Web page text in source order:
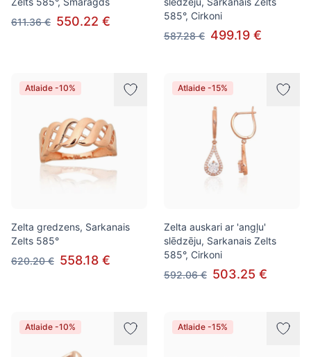
611.36 € 550.22 €
585°, Cirkoni
587.28 € 499.19 €
Atlaide -10%
Zelta gredzens, Sarkanais
Zelts 585°
620.20 € 558.18 €
Atlaide -15%
Zelta auskari ar 'angļu'
slēdzēju, Sarkanais Zelts
585°, Cirkoni
592.06 € 503.25 €
Atlaide -10% Atlaide -15%